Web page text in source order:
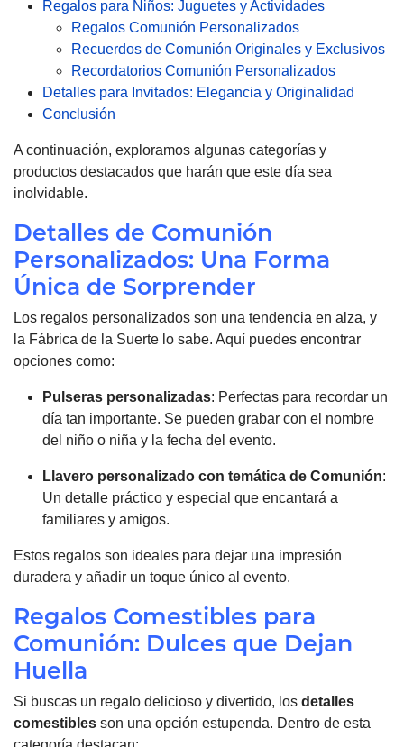
Regalos para Niños: Juguetes y Actividades
Regalos Comunión Personalizados
Recuerdos de Comunión Originales y Exclusivos
Recordatorios Comunión Personalizados
Detalles para Invitados: Elegancia y Originalidad
Conclusión
A continuación, exploramos algunas categorías y
productos destacados que harán que este día sea
inolvidable.
Detalles de Comunión
Personalizados: Una Forma
Única de Sorprender
Los regalos personalizados son una tendencia en alza, y
la Fábrica de la Suerte lo sabe. Aquí puedes encontrar
opciones como:
Pulseras personalizadas: Perfectas para recordar un
día tan importante. Se pueden grabar con el nombre
del niño o niña y la fecha del evento.
Llavero personalizado con temática de Comunión:
Un detalle práctico y especial que encantará a
familiares y amigos.
Estos regalos son ideales para dejar una impresión
duradera y añadir un toque único al evento.
Regalos Comestibles para
Comunión: Dulces que Dejan
Huella
Si buscas un regalo delicioso y divertido, los detalles
comestibles son una opción estupenda. Dentro de esta